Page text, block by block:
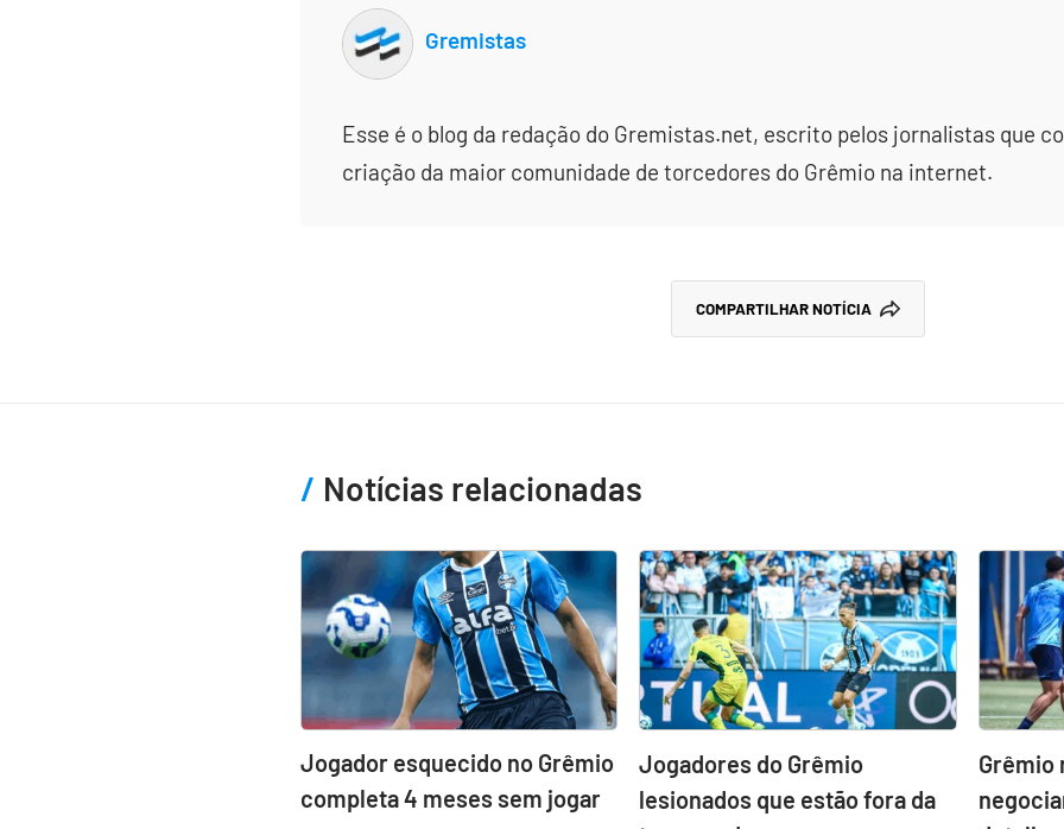
Gremistas
Esse é o blog da redação do Gremistas.net, escrito pelos jornalistas que
criação da maior comunidade de torcedores do Grêmio na internet.
COMPARTILHAR NOTÍCIA
Notícias relacionadas
Jogador esquecido no Grêmio
completa 4 meses sem jogar
Jogadores do Grêmio
lesionados que estão fora da
Grêmio